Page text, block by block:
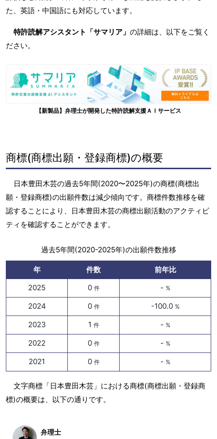
た、英語・中国語にも対応しています。
特許読解アシスタント「サマリア」 の詳細は、以下をご覧く
ださい。
【新製品】弁理士が開発した特許読解支援ＡＩサービス
商標(商標出願・登録商標)の概要
日本豊田木芸の過去5年間(2020〜2025年)の商標(商標出
願・登録商標)の出願件数は減少傾向です。商標件数推移を確
認することにより、日本豊田木芸の商標出願活動のアクティビ
ティを確認することができます。
過去5年間(2020-2025年)の出願件数推移
年 件数
前年比
2025
0 件 - %
2024 0 件 -100.0 %
2023 1 件 - %
2022 0 件 - %
2021 0 件 - %
文字商標「日本豊田木芸」における商標(商標出願・登録商
標)の概要は、以下の通りです。
弁理士